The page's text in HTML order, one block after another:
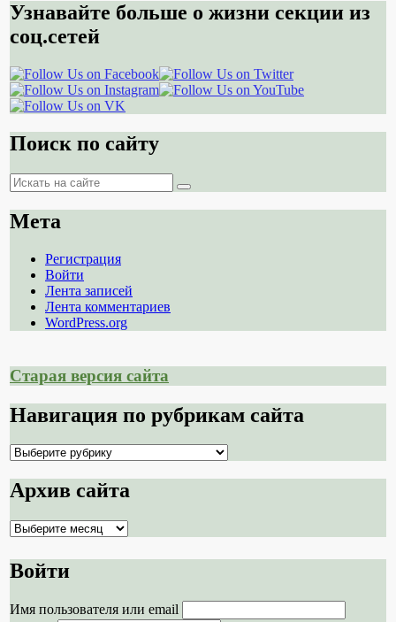
Узнавайте больше о жизни секции из
соц.сетей
Поиск по сайту
Поиск
Поиск
Мета
Регистрация
Войти
Лента записей
Лента комментариев
WordPress.org
Старая версия сайта
Навигация по рубрикам сайта
Навигация
рубрикам
сайта
Архив сайта
Архив
Войти
Имя пользователя или email